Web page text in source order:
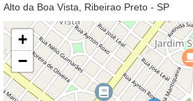
Alto da Boa Vista, Ribeirao Preto - SP
+
−